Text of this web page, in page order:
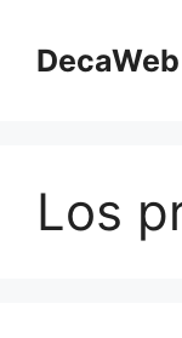
contenido
DecaWeb
Los